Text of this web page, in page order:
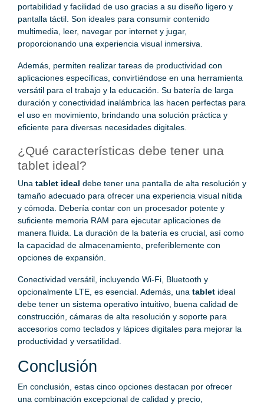
portabilidad y facilidad de uso gracias a su diseño ligero y
pantalla táctil. Son ideales para consumir contenido
multimedia, leer, navegar por internet y jugar,
proporcionando una experiencia visual inmersiva.
Además, permiten realizar tareas de productividad con
aplicaciones específicas, convirtiéndose en una herramienta
versátil para el trabajo y la educación. Su batería de larga
duración y conectividad inalámbrica las hacen perfectas para
el uso en movimiento, brindando una solución práctica y
eficiente para diversas necesidades digitales.
¿Qué características debe tener una
tablet ideal?
Una tablet ideal debe tener una pantalla de alta resolución y
tamaño adecuado para ofrecer una experiencia visual nítida
y cómoda. Debería contar con un procesador potente y
suficiente memoria RAM para ejecutar aplicaciones de
manera fluida. La duración de la batería es crucial, así como
la capacidad de almacenamiento, preferiblemente con
opciones de expansión.
Conectividad versátil, incluyendo Wi-Fi, Bluetooth y
opcionalmente LTE, es esencial. Además, una tablet ideal
debe tener un sistema operativo intuitivo, buena calidad de
construcción, cámaras de alta resolución y soporte para
accesorios como teclados y lápices digitales para mejorar la
productividad y versatilidad.
Conclusión
En conclusión, estas cinco opciones destacan por ofrecer
una combinación excepcional de calidad y precio,